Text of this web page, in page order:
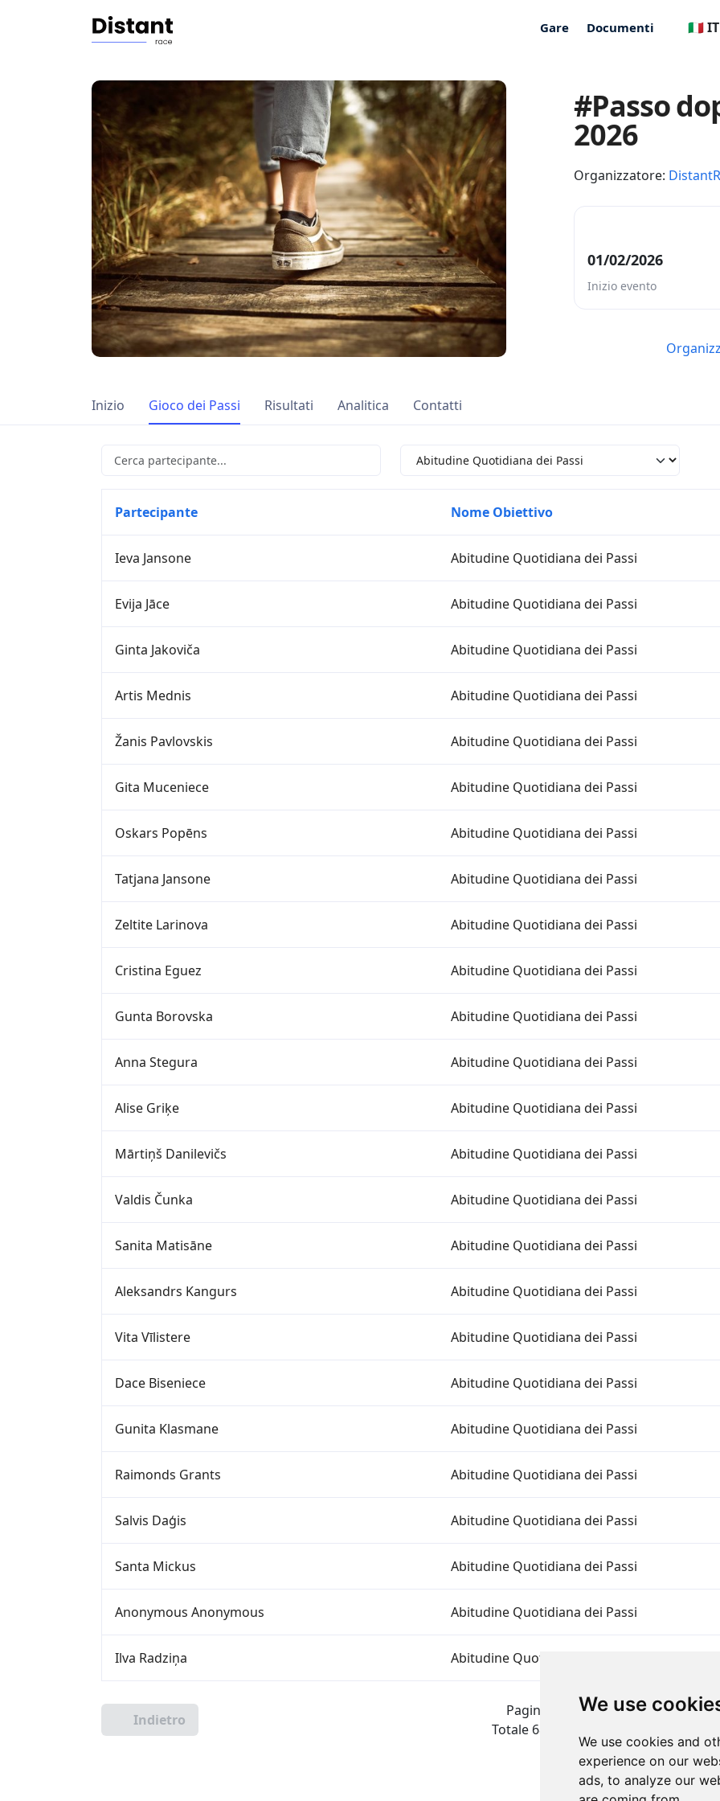
We use
We use cookies and
experience on our
ads, to analyze our
Gare Documenti 🇮🇹 IT
#Passo
2026
Organizzatore:
01/02/2026
Inizio evento
Inizio Gioco dei Passi Risultati Analitica Contatti
Partecipante Nome Obiettivo
Ieva Jansone Abitudine Quotidiana dei Passi
Evija Jāce Abitudine Quotidiana dei Passi
Ginta Jakoviča Abitudine Quotidiana dei Passi
Artis Mednis Abitudine Quotidiana dei Passi
Žanis Pavlovskis Abitudine Quotidiana dei Passi
Gita Muceniece Abitudine Quotidiana dei Passi
Oskars Popēns Abitudine Quotidiana dei Passi
Tatjana Jansone Abitudine Quotidiana dei Passi
Zeltite Larinova Abitudine Quotidiana dei Passi
Cristina Eguez Abitudine Quotidiana dei Passi
Gunta Borovska Abitudine Quotidiana dei Passi
Anna Stegura Abitudine Quotidiana dei Passi
Alise Griķe Abitudine Quotidiana dei Passi
Mārtiņš Danilevičs Abitudine Quotidiana dei Passi
Valdis Čunka Abitudine Quotidiana dei Passi
Sanita Matisāne Abitudine Quotidiana dei Passi
Aleksandrs Kangurs Abitudine Quotidiana dei Passi
Vita Vīlistere Abitudine Quotidiana dei Passi
Dace Biseniece Abitudine Quotidiana dei Passi
Gunita Klasmane Abitudine Quotidiana dei Passi
Raimonds Grants Abitudine Quotidiana dei Passi
Salvis Daģis Abitudine Quotidiana dei Passi
Santa Mickus Abitudine Quotidiana dei Passi
Anonymous Anonymous Abitudine Quotidiana dei Passi
Ilva Radziņa Abitudine Quotidiana dei Passi
Indietro
Pagina 1 di 3
Totale 68 Risultati